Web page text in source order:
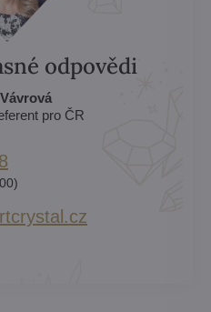
odpovědi
pro ČR